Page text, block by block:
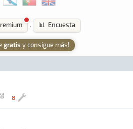
· 📊 Encuesta
gratis y consigue más!
8